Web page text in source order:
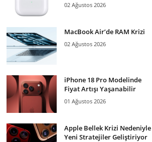
02 Ağustos 2026
MacBook Air’de RAM Krizi
02 Ağustos 2026
iPhone 18 Pro Modelinde
Fiyat Artışı Yaşanabilir
01 Ağustos 2026
Apple Bellek Krizi Nedeniyle
Yeni Stratejiler Geliştiriyor